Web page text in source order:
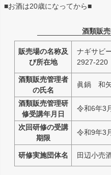
■お酒は20歳になってから■
酒類販
販売場の名称及
び所在地
ナギサビ
2927-220
酒類販売管理者
の氏名
眞鍋 和
酒類販売管理研
修受講年月日
令和6年3
次回研修の受講
期限
令和9年3
研修実施団体名 田辺小売